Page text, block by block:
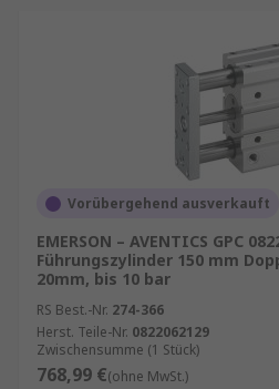
Vorübergehend ausverkauft
EMERSON – AVENTICS GPC
Führungszylinder 150 mm
20mm, bis 10 bar
RS Best.-Nr. 274-366
Herst. Teile-Nr. 0822062129
Zwischensumme (1 Stück)
768,99 €(ohne MwSt.)